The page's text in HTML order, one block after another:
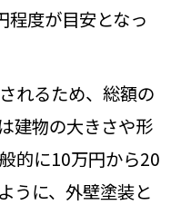
程度が目安となっ
れるため、総額の
建物の大きさや形
的に10万円から20
うに、外壁塗装と